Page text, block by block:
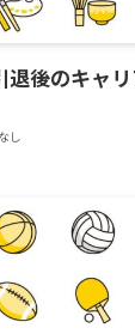
退後のキャ
し